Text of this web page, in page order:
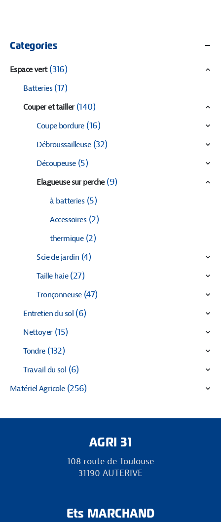
Categories
Espace vert (316)
Batteries (17)
Couper et tailler (140)
Coupe bordure (16)
Débroussailleuse (32)
Découpeuse (5)
Elagueuse sur perche (9)
à batteries (5)
Accessoires (2)
thermique (2)
Scie de jardin (4)
Taille haie (27)
Tronçonneuse (47)
Entretien du sol (6)
Nettoyer (15)
Tondre (132)
Travail du sol (6)
Matériel Agricole (256)
AGRI 31
108 route de Toulouse
31190 AUTERIVE
Ets MARCHAND